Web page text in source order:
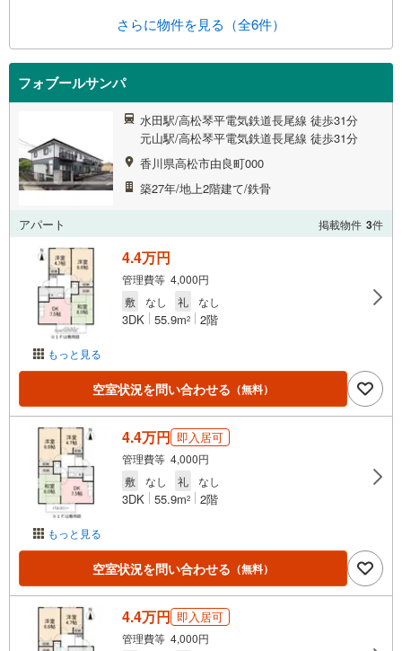
さらに物件を見る（全6件）
フォブールサンパ
水田駅/高松琴平電気鉄道長尾線 徒歩31分
元山駅/高松琴平電気鉄道長尾線 徒歩31分
香川県高松市由良町000
築27年/地上2階建て/鉄骨
アパート 掲載物件 3件
もっと見る
4.4万円
管理費等 4,000円
敷
なし 礼 なし
3DK 55.9m2 2階
空室状況を問い合わせる （無料）
もっと見る
4.4万円 即入居可
管理費等 4,000円
敷
なし 礼 なし
3DK 55.9m2 2階
空室状況を問い合わせる （無料）
4.4万円 即入居可
管理費等 4,000円